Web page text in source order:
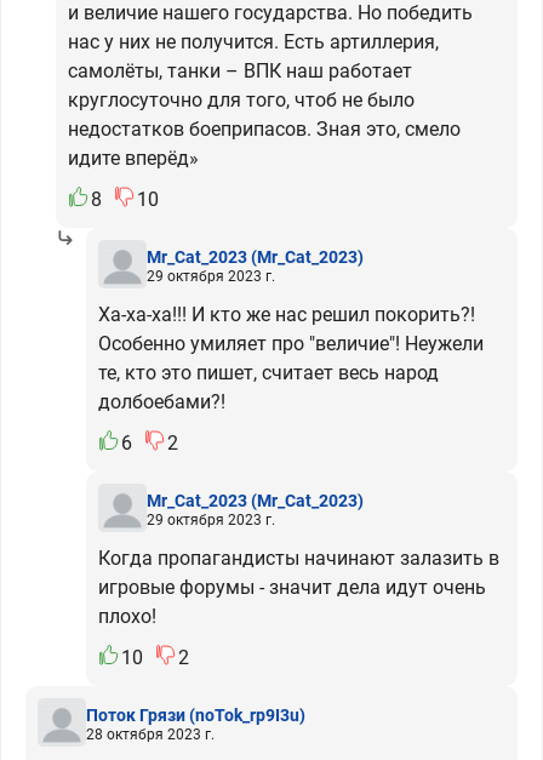
и величие нашего государства. Но победить
нас у них не получится. Есть артиллерия,
самолёты, танки – ВПК наш работает
круглосуточно для того, чтоб не было
недостатков боеприпасов. Зная это, смело
идите вперёд»
8
10
Mr_Cat_2023(Mr_Cat_2023)
29 октября 2023 г.
Ха-ха-ха!!! И кто же нас решил покорить?!
Особенно умиляет про "величие"! Неужели
те, кто это пишет, считает весь народ
долбоебами?!
6
2
Mr_Cat_2023(Mr_Cat_2023)
29 октября 2023 г.
Когда пропагандисты начинают залазить в
игровые форумы - значит дела идут очень
плохо!
10
2
Поток Грязи(noTok_rp9I3u)
28 октября 2023 г.